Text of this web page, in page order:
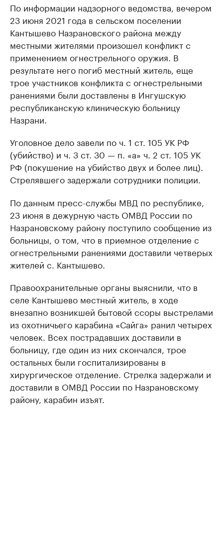
По информации надзорного ведомства, вечером
23 июня 2021 года в сельском поселении
Кантышево Назрановского района между
местными жителями произошел конфликт с
применением огнестрельного оружия. В
результате него погиб местный житель, еще
трое участников конфликта с огнестрельными
ранениями были доставлены в Ингушскую
республиканскую клиническую больницу
Назрани.
Уголовное дело завели по ч. 1 ст. 105 УК РФ
(убийство) и ч. 3 ст. 30 — п. «а» ч. 2 ст. 105 УК
РФ (покушение на убийство двух и более лиц).
Стрелявшего задержали сотрудники полиции.
По данным пресс-службы МВД по республике,
23 июня в дежурную часть ОМВД России по
Назрановскому району поступило сообщение из
больницы, о том, что в приемное отделение с
огнестрельными ранениями доставили четверых
жителей с. Кантышево.
Правоохранительные органы выяснили, что в
селе Кантышево местный житель, в ходе
внезапно возникшей бытовой ссоры выстрелами
из охотничьего карабина «Сайга» ранил четырех
человек. Всех пострадавших доставили в
больницу, где один из них скончался, трое
остальных были госпитализированы в
хирургическое отделение. Стрелка задержали и
доставили в ОМВД России по Назрановскому
району, карабин изъят.